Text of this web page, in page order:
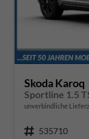
Skoda Karoq
Sportline 1.5
unverbindliche
Fahrzeugnr. 535710